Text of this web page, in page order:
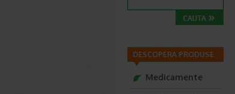
DESCOPERA PRODUSE
Medicamente